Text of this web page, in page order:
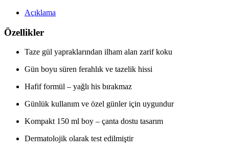
Açıklama
Özellikler
Taze gül yapraklarından ilham alan zarif koku
Gün boyu süren ferahlık ve tazelik hissi
Hafif formül – yağlı his bırakmaz
Günlük kullanım ve özel günler için uygundur
Kompakt 150 ml boy – çanta dostu tasarım
Dermatolojik olarak test edilmiştir